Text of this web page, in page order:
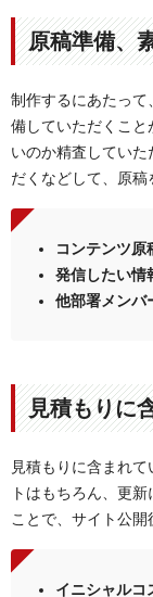
原稿準備、
制作するにあたっ
備していただくこ
いのか精査してい
だくなどして、原稿
コンテンツ原
発信したい情
他部署メンバ
見積もりに
見積もりに含まれ
トはもちろん、更
ことで、サイト公開
イニシャルコ